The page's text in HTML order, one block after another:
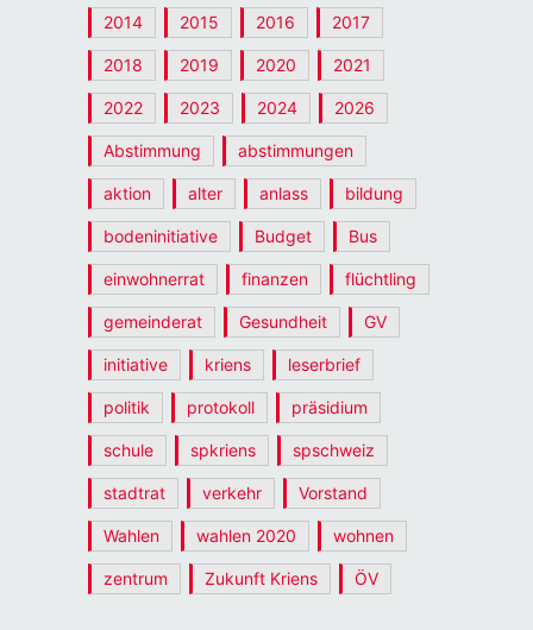
2014 2015 2016 2017
2018 2019 2020 2021
2022 2023 2024 2026
Abstimmung abstimmungen
aktion alter anlass bildung
bodeninitiative Budget Bus
einwohnerrat finanzen flüchtling
gemeinderat Gesundheit GV
initiative kriens leserbrief
politik protokoll präsidium
schule spkriens spschweiz
stadtrat verkehr Vorstand
Wahlen wahlen 2020 wohnen
zentrum Zukunft Kriens ÖV